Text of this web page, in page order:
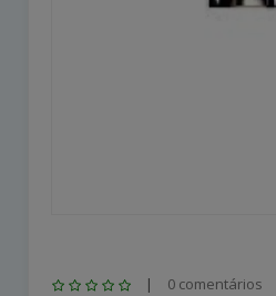
| 0 comentários